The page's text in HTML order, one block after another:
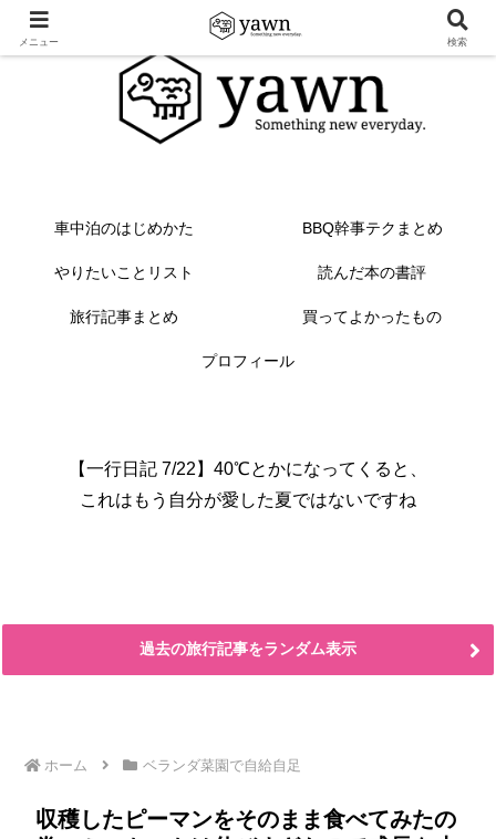
車中泊のはじめかた BBQ幹事テクまとめ
やりたいことリスト 読んだ本の書評
旅行記事まとめ 買ってよかったもの
プロフィール
【一行日記 7/22】40℃とかになってくると、
これはもう自分が愛した夏ではないですね
過去の旅行記事をランダム表示
ホーム ベランダ菜園で自給自足
収穫したピーマンをそのまま食べてみたの
メニュー 検索